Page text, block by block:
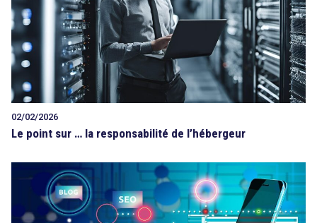
02/02/2026
Le point sur … la responsabilité de l’hébergeur